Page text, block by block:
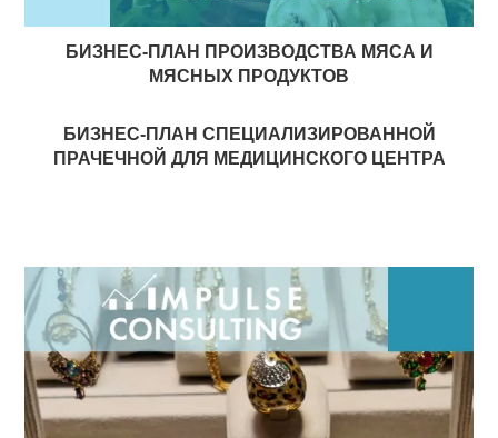
БИЗНЕС-ПЛАН ПРОИЗВОДСТВА МЯСА И
МЯСНЫХ ПРОДУКТОВ
БИЗНЕС-ПЛАН СПЕЦИАЛИЗИРОВАННОЙ
ПРАЧЕЧНОЙ ДЛЯ МЕДИЦИНСКОГО ЦЕНТРА